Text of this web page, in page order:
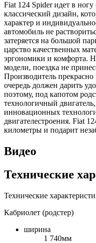
Fiat 124 Spider идет в
классический дизайн,
характер и
автомобиль не
затеряется на большой
царство качественных
эргономики и комфорта.
модели, поездка не
Производитель
очередь должен дарить
поэтому, под капотом
технологичный
инновационных
двигателестроения. Fiat
километры и подарит
Видео
Технические
Технические
Кабриолет (родстер)
ширина
1 740мм